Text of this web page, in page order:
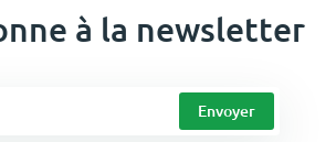
à la newsletter